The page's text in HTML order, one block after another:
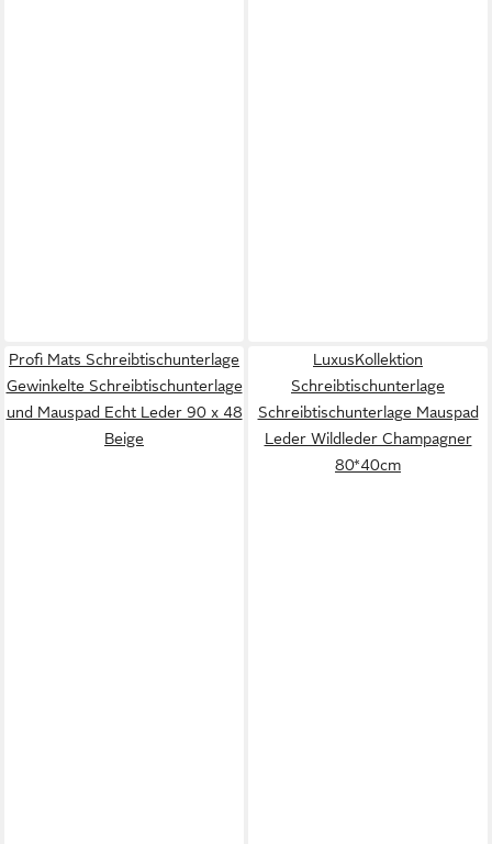
Profi Mats Schreibtischunterlage
Gewinkelte Schreibtischunterlage
und Mauspad Echt Leder 90 x 48
Beige
LuxusKollektion
Schreibtischunterlage
Schreibtischunterlage Mauspad
Leder Wildleder Champagner
80*40cm